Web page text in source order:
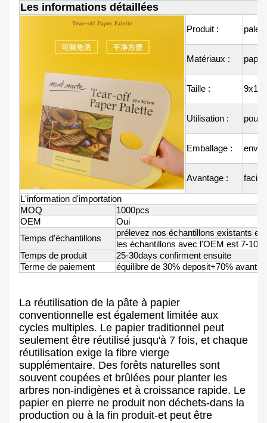
Les informations détaillées
Produit :
Matériaux :
Taille :
Utilisation : pour
Emballage :
Avantage : facile
L'information d'importation
MOQ
1000pcs
OEM
Oui
Temps d'échantillons
prélevez nos échantillons existants
les échantillons avec l'OEM est 7-
Temps de produit
25-30days confirment ensuite
Terme de paiement
équilibre de 30% deposit+70% avant
La réutilisation de la pâte à papier
conventionnelle est également limitée aux
cycles multiples. Le papier traditionnel peut
seulement être réutilisé jusqu'à 7 fois, et chaque
réutilisation exige la fibre vierge
supplémentaire. Des forêts naturelles sont
souvent coupées et brûlées pour planter les
arbres non-indigènes et à croissance rapide. Le
papier en pierre ne produit non déchets-dans la
production ou à la fin produit-et peut être